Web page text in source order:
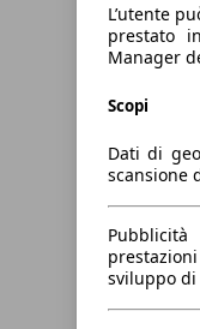
L’utente
prestato
Manager
Scopi
Dati di
scansione
sviluppo di